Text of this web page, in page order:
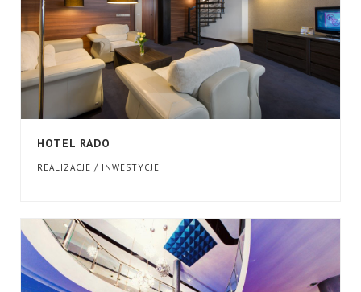
HOTEL RADO
REALIZACJE / INWESTYCJE